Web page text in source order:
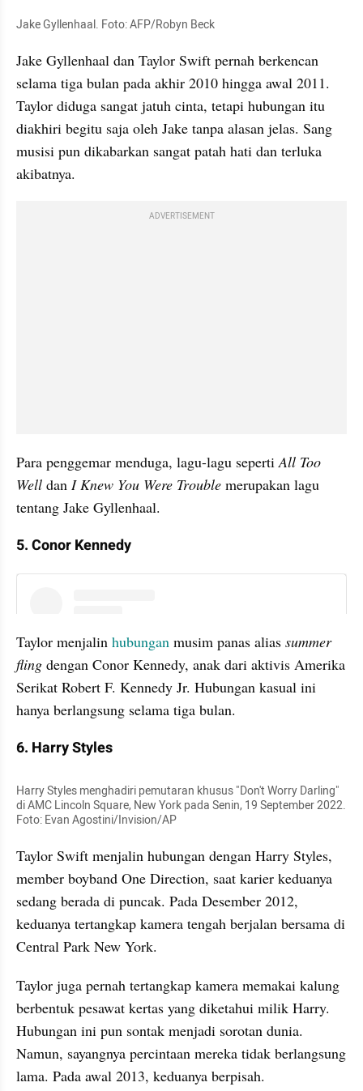
Jake Gyllenhaal. Foto: AFP/Robyn Beck
Jake Gyllenhaal dan Taylor Swift pernah berkencan
selama tiga bulan pada akhir 2010 hingga awal 2011.
Taylor diduga sangat jatuh cinta, tetapi hubungan itu
diakhiri begitu saja oleh Jake tanpa alasan jelas. Sang
musisi pun dikabarkan sangat patah hati dan terluka
akibatnya.
ADVERTISEMENT
Para penggemar menduga, lagu-lagu seperti All Too
Well dan I Knew You Were Trouble merupakan lagu
tentang Jake Gyllenhaal.
5. Conor Kennedy
Taylor menjalin hubungan musim panas alias summer
fling dengan Conor Kennedy, anak dari aktivis Amerika
Serikat Robert F. Kennedy Jr. Hubungan kasual ini
hanya berlangsung selama tiga bulan.
6. Harry Styles
Harry Styles menghadiri pemutaran khusus "Don't Worry Darling"
di AMC Lincoln Square, New York pada Senin, 19 September 2022.
Foto: Evan Agostini/Invision/AP
Taylor Swift menjalin hubungan dengan Harry Styles,
member boyband One Direction, saat karier keduanya
sedang berada di puncak. Pada Desember 2012,
keduanya tertangkap kamera tengah berjalan bersama di
Central Park New York.
Taylor juga pernah tertangkap kamera memakai kalung
berbentuk pesawat kertas yang diketahui milik Harry.
Hubungan ini pun sontak menjadi sorotan dunia.
Namun, sayangnya percintaan mereka tidak berlangsung
lama. Pada awal 2013, keduanya berpisah.